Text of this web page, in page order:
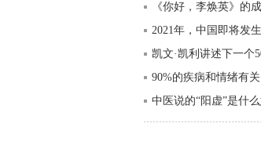
《你好，李焕英》的
2021年，中国即将发
凯文·凯利讲述下一个
90%的疾病和情绪有
中医说的“阳虚”是什